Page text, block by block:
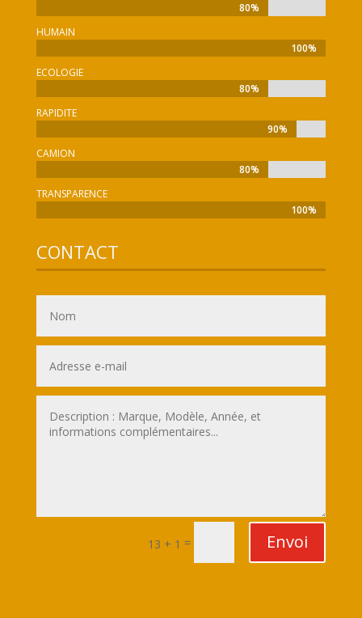
80%
80%
HUMAIN
100%
100%
ECOLOGIE
80%
80%
RAPIDITE
90%
90%
CAMION
80%
80%
TRANSPARENCE
100%
100%
CONTACT
13 + 1 = Envoi